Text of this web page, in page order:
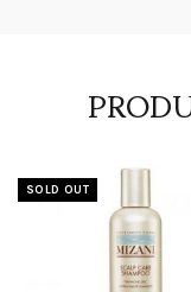
SOLD OUT